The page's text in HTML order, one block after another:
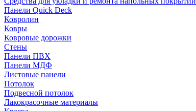
Панели Quick Deck
Ковролин
Ковры
Ковровые дорожки
Стены
Панели ПВХ
Панели МДФ
Листовые панели
Потолок
Подвесной потолок
Лакокрасочные материалы